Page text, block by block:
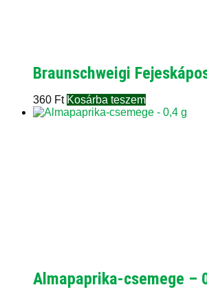
Braunschweigi
360 Ft Kosárba teszem
Almapaprika-csemege –